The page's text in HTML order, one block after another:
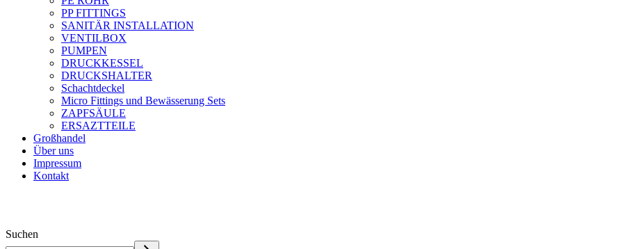
PP FITTINGS
SANITÄR INSTALLATION
VENTILBOX
PUMPEN
DRUCKKESSEL
DRUCKSHALTER
Schachtdeckel
Micro Fittings und Bewässerung Sets
ZAPFSÄULE
ERSAZTTEILE
Großhandel
Über uns
Impressum
Kontakt
Suchen